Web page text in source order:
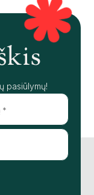
pasiūlymų!